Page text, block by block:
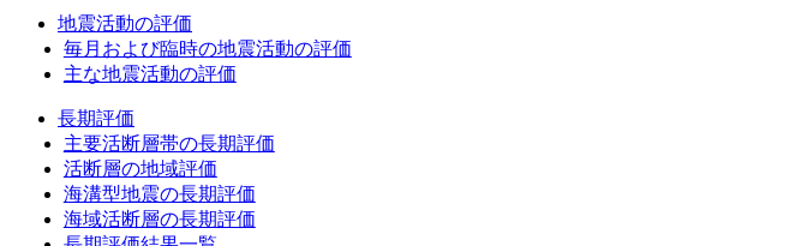
地震活動の評価
毎月および臨時の地震活動の評価
主な地震活動の評価
長期評価
主要活断層帯の長期評価
活断層の地域評価
海溝型地震の長期評価
海域活断層の長期評価